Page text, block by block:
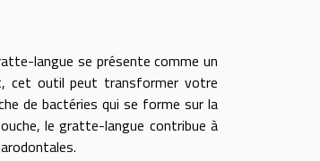
langue se présente comme un
cet outil peut transformer votre
de bactéries qui se forme sur la
le gratte-langue contribue à